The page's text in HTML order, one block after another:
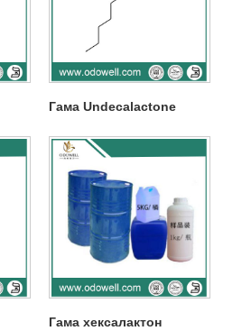
Гама Undecalactone
Гама хексалактон